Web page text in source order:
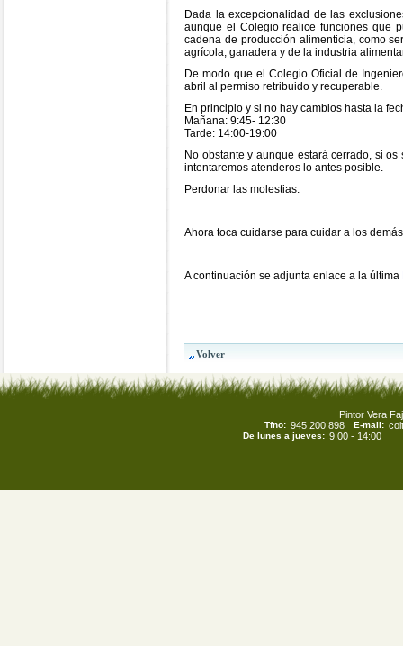
Dada la excepcionalidad de las
aunque el Colegio realice funciones que
cadena de producción alimenticia, como
agrícola, ganadera y de la industria
De modo que el Colegio Oficial de
abril al permiso retribuido y recuperable.
En principio y si no hay cambios hasta la
Mañana: 9:45- 12:30
Tarde: 14:00-19:00
No obstante y aunque estará cerrado, si
intentaremos atenderos lo antes posible.
Perdonar las molestias.
Ahora toca cuidarse para cuidar a los
A continuación se adjunta enlace a la última
Pintor Vera
Tfno: 945 200 898 E-mail:
De lunes a jueves: 9:00 - 14:00